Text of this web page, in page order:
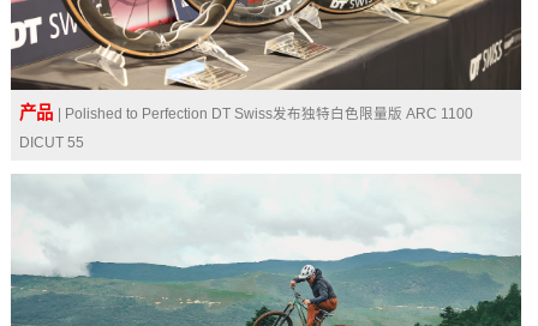
产品
| Polished to Perfection DT Swiss发布独特白色限量版 ARC 1100
DICUT 55